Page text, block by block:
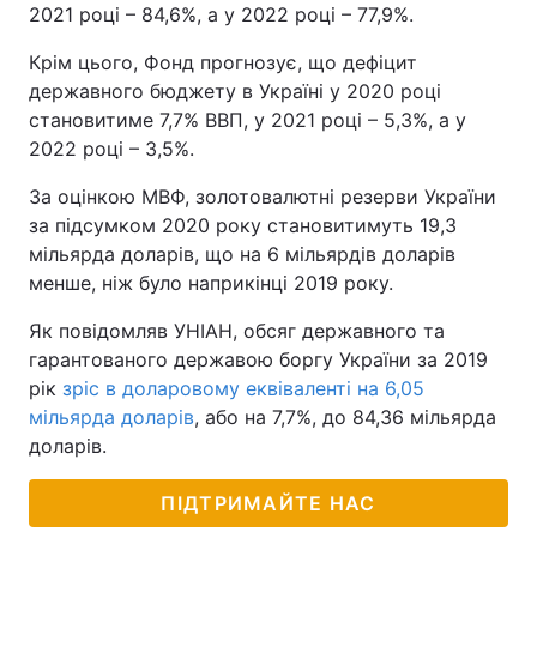
2021 році – 84,6%, а у 2022 році – 77,9%.
Крім цього, Фонд прогнозує, що дефіцит
державного бюджету в Україні у 2020 році
становитиме 7,7% ВВП, у 2021 році – 5,3%, а у
2022 році – 3,5%.
За оцінкою МВФ, золотовалютні резерви України
за підсумком 2020 року становитимуть 19,3
мільярда доларів, що на 6 мільярдів доларів
менше, ніж було наприкінці 2019 року.
Як повідомляв УНІАН, обсяг державного та
гарантованого державою боргу України за 2019
рік зріс в доларовому еквіваленті на 6,05
мільярда доларів, або на 7,7%, до 84,36 мільярда
доларів.
ПІДТРИМАЙТЕ НАС